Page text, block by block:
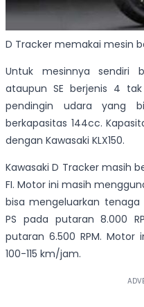
D Tracker memakai mesin
Untuk mesinnya sendiri
ataupun SE berjenis 4
pendingin udara yang
berkapasitas 144cc.
dengan Kawasaki KLX150.
Kawasaki D Tracker masih
FI. Motor ini masih
bisa mengeluarkan
PS pada putaran 8.000
putaran 6.500 RPM.
100-115 km/jam.